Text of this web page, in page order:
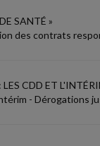
SANTÉ »
des contrats
CDD ET
- Dérogations